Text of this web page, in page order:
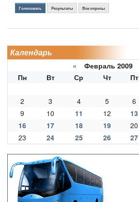
Голосовать Результаты Все опросы
Календарь
« Февраль 2009
Пн
Вт Ср Чт Пт
2
3 4 5 6
9
10 11 12 13
16
17 18 19 20
23
24 25 26 27